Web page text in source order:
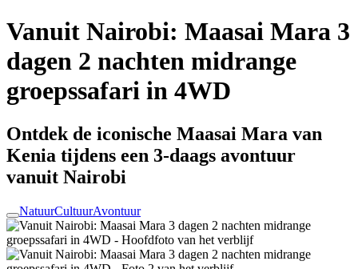
Vanuit Nairobi: Maasai Mara 3
dagen 2 nachten midrange
groepssafari in 4WD
Ontdek de iconische Maasai Mara van
Kenia tijdens een 3-daags avontuur
vanuit Nairobi
NatuurCultuurAvontuur